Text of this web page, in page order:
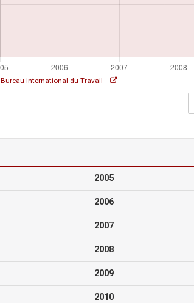
Bureau international du Travail
2005
2006
2007
2008
2009
2010